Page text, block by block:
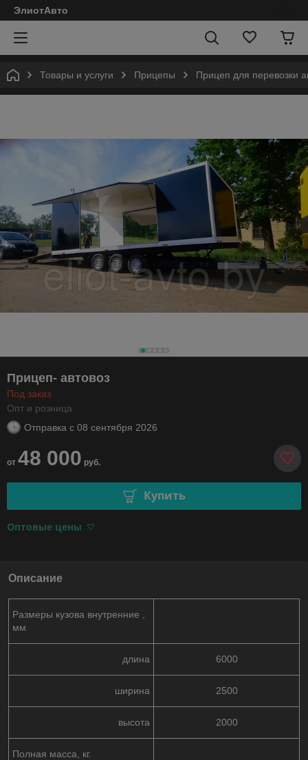
ЭлиотАвто
Товары и услуги Прицепы Прицеп для перевозки
Прицеп- автовоз
Под заказ
Опт и розница
Отправка с 08 сентября 2026
от 48 000 руб.
Купить
Оптовые цены
Описание
Размеры кузова внутренние ,
мм
длина 6000
ширина 2500
высота 2000
Полная масса, кг.